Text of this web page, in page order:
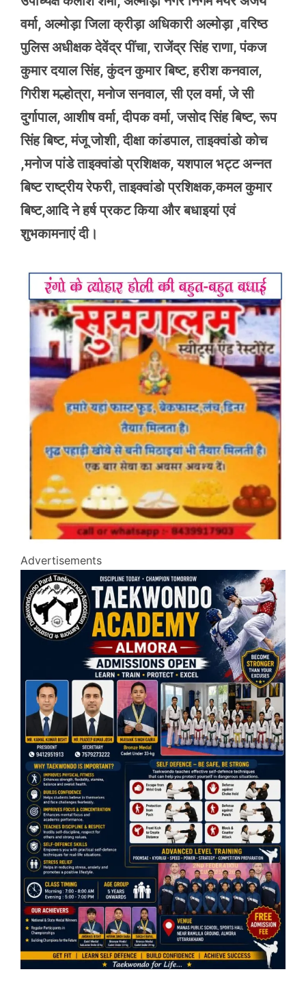
वर्मा, अल्मोड़ा जिला क्रीड़ा अधिकारी अल्मोड़ा ,वरिष्ठ
पुलिस अधीक्षक देवेंद्र पींचा, राजेंद्र सिंह राणा, पंकज
कुमार दयाल सिंह, कुंदन कुमार बिष्ट, हरीश कनवाल,
गिरीश मल्होत्रा, मनोज सनवाल, सी एल वर्मा, जे सी
दुर्गापाल, आशीष वर्मा, दीपक वर्मा, जसोद सिंह बिष्ट, रूप
सिंह बिष्ट, मंजू जोशी, दीक्षा कांडपाल, ताइक्वांडो कोच
,मनोज पांडे ताइक्वांडो प्रशिक्षक, यशपाल भट्ट अन्नत
बिष्ट राष्ट्रीय रेफरी, ताइक्वांडो प्रशिक्षक,कमल कुमार
बिष्ट,आदि ने हर्ष प्रकट किया और बधाइयां एवं
शुभकामनाएं दी।
Advertisements